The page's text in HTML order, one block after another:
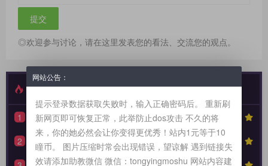
◎欢迎参与讨论，请在这里发表您的看法、交流您的观点。
最新发布 特别推荐
1
【性奴系列】90天全周期 TPE 驯化蓝图，打造永不背叛的K6性奴归宿
6223
2
【驯化分享】《从撕裂到皈依：狗奴与性奴双重身份转换的权力美学》90天全周期身份转换训练日志模板
网站公告：
提示登录数据获取失败时，输入正确密码后。 重新刷
新网页即可恢复正常，此举防止dos攻击 不久的将
来，你的她必然会让你变得更优秀！站内1元等于10
瞳币。 图片压缩时常会出现错误，望谅解 遇到链接失
效请添加助教微信 微信：tongyingmoshu 网站内容建